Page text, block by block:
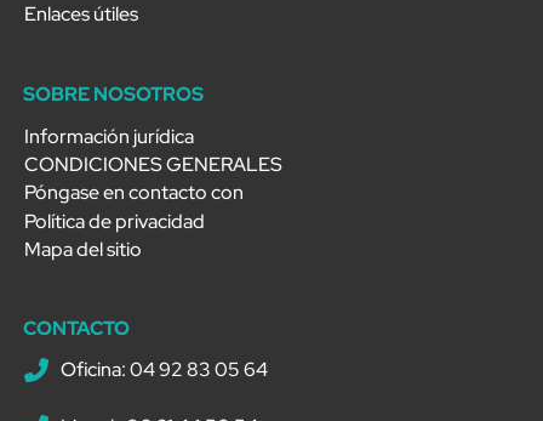
Enlaces útiles
SOBRE NOSOTROS
Información jurídica
CONDICIONES GENERALES
Póngase en contacto con
Política de privacidad
Mapa del sitio
CONTACTO
Oficina: 04 92 83 05 64